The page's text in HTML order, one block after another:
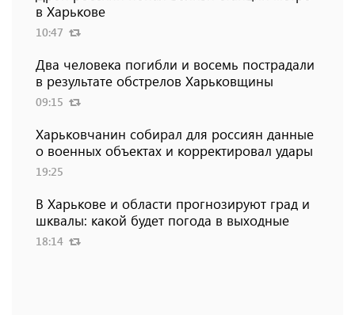
в Харькове
10:47
Два человека погибли и восемь пострадали
в результате обстрелов Харьковщины
09:15
Харьковчанин собирал для россиян данные
о военных объектах и ​​корректировал удары
19:25
В Харькове и области прогнозируют град и
шквалы: какой будет погода в выходные
18:14